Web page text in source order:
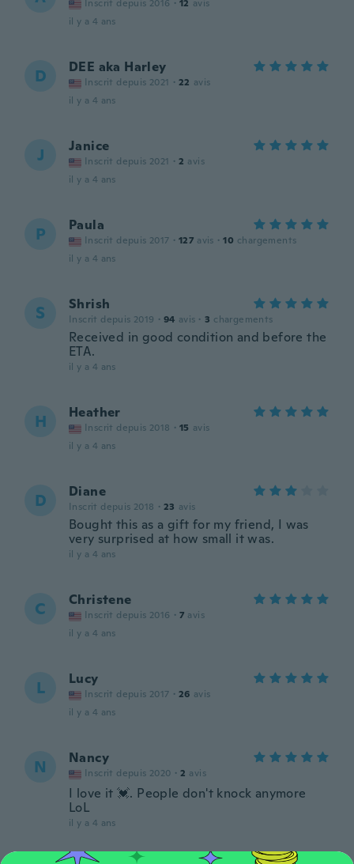
Inscrit depuis 2016 · 12 avis
il y a 4 ans
D DEE aka Harley
Inscrit depuis 2021 · 22 avis
il y a 4 ans
J Janice
Inscrit depuis 2021 · 2 avis
il y a 4 ans
P Paula
Inscrit depuis 2017 · 127 avis · 10 chargements
il y a 4 ans
S Shrish
Inscrit depuis 2019 · 94 avis · 3 chargements
Received in good condition and before the
ETA.
il y a 4 ans
H Heather
Inscrit depuis 2018 · 15 avis
il y a 4 ans
D Diane
Inscrit depuis 2018 · 23 avis
Bought this as a gift for my friend, I was
very surprised at how small it was.
il y a 4 ans
C Christene
Inscrit depuis 2016 · 7 avis
il y a 4 ans
L Lucy
Inscrit depuis 2017 · 26 avis
il y a 4 ans
N Nancy
Inscrit depuis 2020 · 2 avis
I love it 💓. People don't knock anymore
LoL
il y a 4 ans